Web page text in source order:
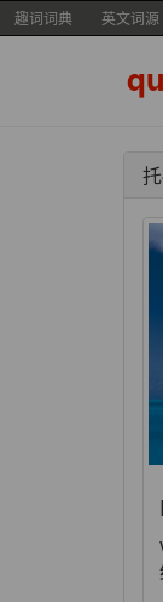
趣词词典 英文词源